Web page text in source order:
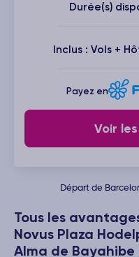
Tous les
Novus Plaza
Alma de Bayahibe
Durée(s)
Inclus : Vols +
Payez en
Voir
Départ de